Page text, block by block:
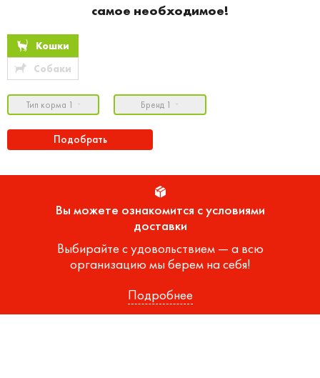
самое необходимое!
Кошки
Собаки
Тип корма 1 Бренд 1
Подобрать
Вы можете ознакомится с условиями
доставки
Выбирайте с удовольствием — а всю
организацию мы берем на себя!
Подробнее